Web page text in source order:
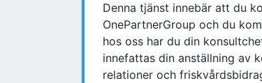
Denna tjänst innebär att du
OnePartnerGroup och du
hos oss har du din
innefattas din anställning av
relationer och